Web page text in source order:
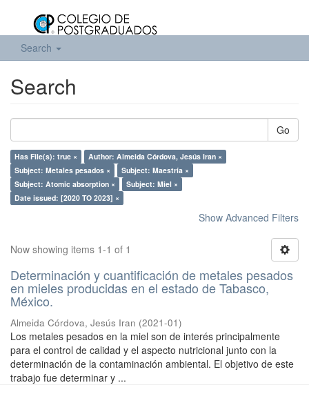
Search
Search
Go
Has File(s): true ×
Author: Almeida Córdova, Jesús Iran ×
Subject: Metales pesados ×
Subject: Maestría ×
Subject: Atomic absorption ×
Subject: Miel ×
Date issued: [2020 TO 2023] ×
Show Advanced Filters
Now showing items 1-1 of 1
Determinación y cuantificación de metales pesados
en mieles producidas en el estado de Tabasco,
México.
Almeida Córdova, Jesús Iran (2021-01)
Los metales pesados en la miel son de interés principalmente
para el control de calidad y el aspecto nutricional junto con la
determinación de la contaminación ambiental. El objetivo de este
trabajo fue determinar y ...